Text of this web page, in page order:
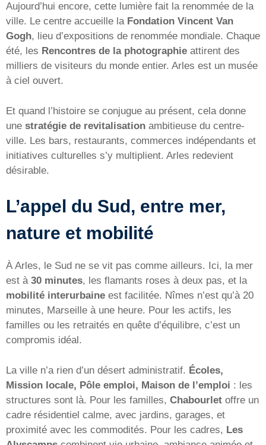
Aujourd’hui encore, cette lumière fait la renommée de la
ville. Le centre accueille la Fondation Vincent Van
Gogh, lieu d’expositions de renommée mondiale. Chaque
été, les Rencontres de la photographie attirent des
milliers de visiteurs du monde entier. Arles est un musée
à ciel ouvert.
Et quand l’histoire se conjugue au présent, cela donne
une stratégie de revitalisation ambitieuse du centre-
ville. Les bars, restaurants, commerces indépendants et
initiatives culturelles s’y multiplient. Arles redevient
désirable.
L’appel du Sud, entre mer,
nature et mobilité
À Arles, le Sud ne se vit pas comme ailleurs. Ici, la mer
est à 30 minutes, les flamants roses à deux pas, et la
mobilité interurbaine est facilitée. Nîmes n’est qu’à 20
minutes, Marseille à une heure. Pour les actifs, les
familles ou les retraités en quête d’équilibre, c’est un
compromis idéal.
La ville n’a rien d’un désert administratif. Écoles,
Mission locale, Pôle emploi, Maison de l’emploi : les
structures sont là. Pour les familles, Chabourlet offre un
cadre résidentiel calme, avec jardins, garages, et
proximité avec les commodités. Pour les cadres, Les